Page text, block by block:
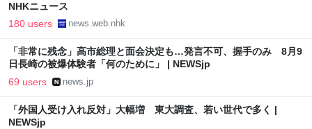
NHKニュース
180 users news.web.nhk
「非常に残念」高市総理と面会決定も…発言不可、握手のみ 8月9
日長崎の被爆体験者「何のために」 | NEWSjp
69 users news.jp
「外国人受け入れ反対」大幅増 東大調査、若い世代で多く |
NEWSjp